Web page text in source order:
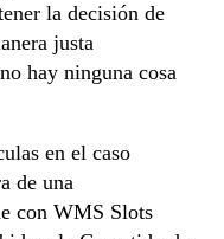
la decisión de
justa
hay ninguna cosa
en el caso
de una
con WMS Slots